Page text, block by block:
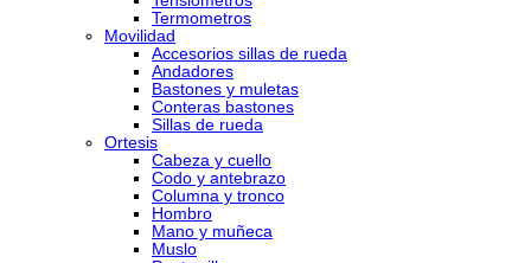
Termometros
Movilidad
Accesorios sillas de rueda
Andadores
Bastones y muletas
Conteras bastones
Sillas de rueda
Ortesis
Cabeza y cuello
Codo y antebrazo
Columna y tronco
Hombro
Mano y muñeca
Muslo